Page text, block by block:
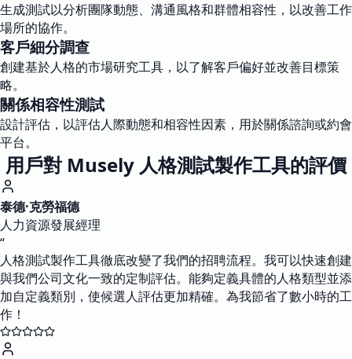
生成測試以分析團隊動態、溝通風格和群體相容性，以改善工作
場所的協作。
客戶細分調查
創建基於人格的市場研究工具，以了解客戶偏好並改善目標策
略。
關係相容性測試
設計評估，以評估人際動態和相容性因素，用於關係諮詢或約會
平台。
用戶對 Musely 人格測試製作工具的評價
泰德·克勞福德
人力資源發展經理
“
人格測試製作工具徹底改變了我們的招聘流程。我可以快速創建
與我們公司文化一致的定制評估。能夠定義具體的人格類型並添
加自定義類別，使候選人評估更加精確。為我節省了數小時的工
作！